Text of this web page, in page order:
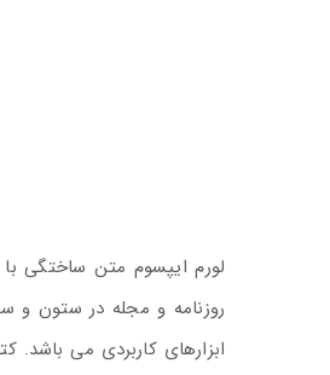
لورم ایپسوم متن ساختگی
روزنامه و مجله در ستون و
ابزارهای کاربردی می